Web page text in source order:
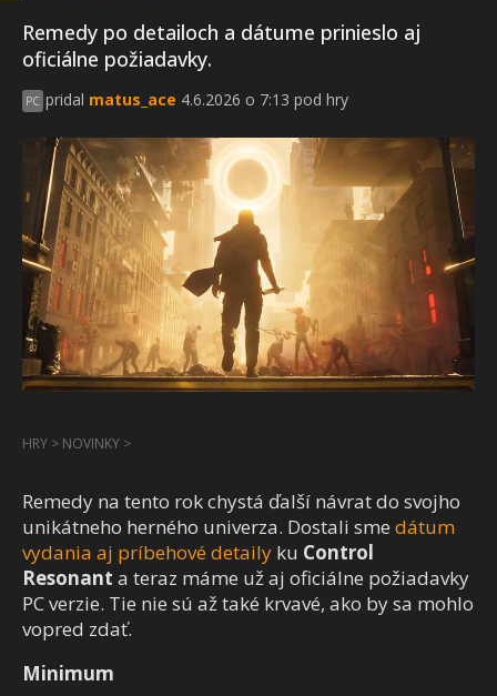
Remedy po detailoch a dátume prinieslo aj
oficiálne požiadavky.
PC pridal matus_ace 4.6.2026 o 7:13 pod hry
HRY > NOVINKY >
Remedy na tento rok chystá ďalší návrat do svojho
unikátneho herného univerza. Dostali sme dátum
vydania aj príbehové detaily ku Control
Resonant a teraz máme už aj oficiálne požiadavky
PC verzie. Tie nie sú až také krvavé, ako by sa mohlo
vopred zdať.
Minimum